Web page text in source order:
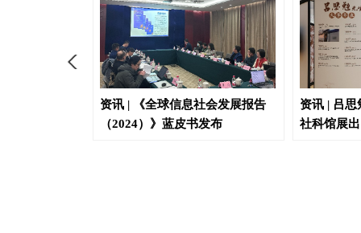
资讯 | 《全球信息社会发展报告
（2024）》蓝皮书发布
资讯 | 吕思
社科馆展出